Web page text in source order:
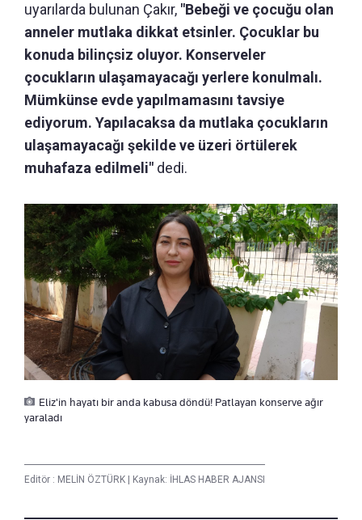
uyarılarda bulunan Çakır, "Bebeği ve çocuğu olan
anneler mutlaka dikkat etsinler. Çocuklar bu
konuda bilinçsiz oluyor. Konserveler
çocukların ulaşamayacağı yerlere konulmalı.
Mümkünse evde yapılmamasını tavsiye
ediyorum. Yapılacaksa da mutlaka çocukların
ulaşamayacağı şekilde ve üzeri örtülerek
muhafaza edilmeli" dedi.
Eliz'in hayatı bir anda kabusa döndü! Patlayan konserve ağır
yaraladı
Editör : MELİN ÖZTÜRK Kaynak: İHLAS HABER AJANSI